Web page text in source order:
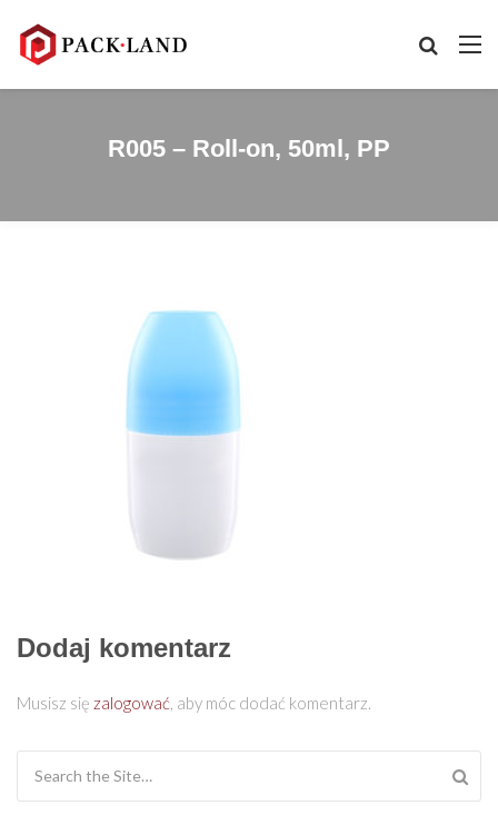
R005 – Roll-on, 50ml, PP
Dodaj komentarz
Musisz się zalogować, aby móc dodać komentarz.